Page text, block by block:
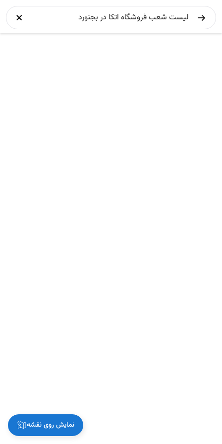
نمایش روی نقشه